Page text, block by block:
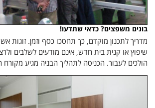
בונים משפצים? כדאי שתדעו!
מדריך לתכנון מוקדם, כך תחסכו כסף וזמן. זוגות
שיפוץ או קנית בית חדש, אינם מודעים לשלבים
הולכים לעבור. הכניסה לתהליך הבניה מגיע מקורח